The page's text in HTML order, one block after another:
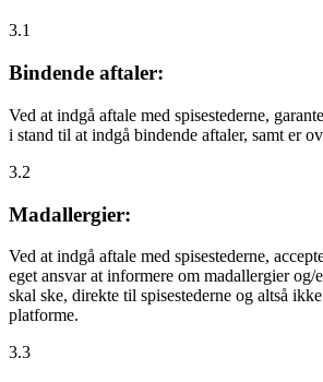
3.1
Bindende aftaler:
Ved at indgå aftale med spisestederne,
i stand til at indgå bindende aftaler, samt er
3.2
Madallergier:
Ved at indgå aftale med spisestederne,
eget ansvar at informere om madallergier og/
skal ske, direkte til spisestederne og altså
platforme.
3.3